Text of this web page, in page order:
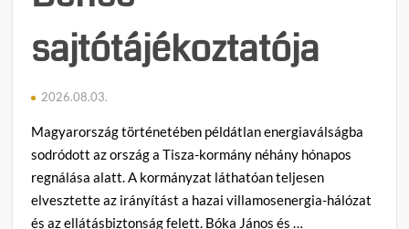
sajtótájékoztatója
2026.08.03.
Magyarország történetében példátlan energiaválságba
sodródott az ország a Tisza-kormány néhány hónapos
regnálása alatt. A kormányzat láthatóan teljesen
elvesztette az irányítást a hazai villamosenergia-hálózat
és az ellátásbiztonság felett. Bóka János és …